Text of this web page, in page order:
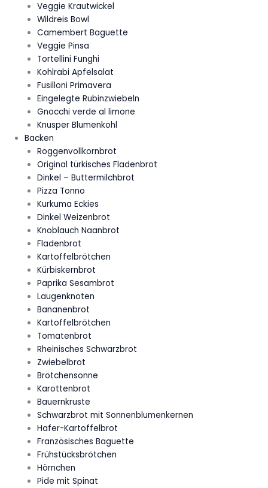
Veggie Krautwickel
Wildreis Bowl
Camembert Baguette
Veggie Pinsa
Tortellini Funghi
Kohlrabi Apfelsalat
Fusilloni Primavera
Eingelegte Rubinzwiebeln
Gnocchi verde al limone
Knusper Blumenkohl
Backen
Roggenvollkornbrot
Original türkisches Fladenbrot
Dinkel – Buttermilchbrot
Pizza Tonno
Kurkuma Eckies
Dinkel Weizenbrot
Knoblauch Naanbrot
Fladenbrot
Kartoffelbrötchen
Kürbiskernbrot
Paprika Sesambrot
Laugenknoten
Bananenbrot
Kartoffelbrötchen
Tomatenbrot
Rheinisches Schwarzbrot
Zwiebelbrot
Brötchensonne
Karottenbrot
Bauernkruste
Schwarzbrot mit Sonnenblumenkernen
Hafer-Kartoffelbrot
Französisches Baguette
Frühstücksbrötchen
Hörnchen
Pide mit Spinat